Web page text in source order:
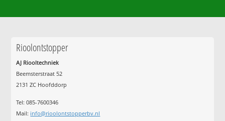
Rioolontstopper
AJ Riooltechniek
Beemsterstraat 52
2131 ZC Hoofddorp
Tel:085-7600346
Mail: info@rioolontstopperbv.nl